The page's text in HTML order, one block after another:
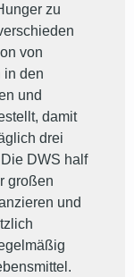
zu
von
in den
und
damit
drei
DWS half
großen
und